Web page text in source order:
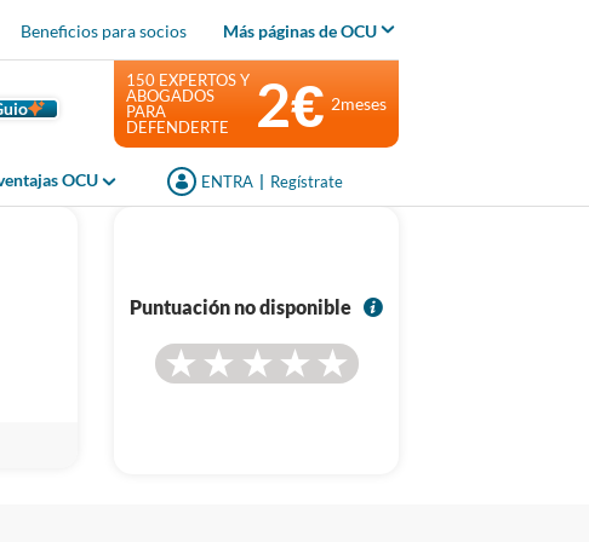
Beneficios para socios Más páginas de OCU
OCU ENTRA Regístrate
150 EXPERTOS Y
ABOGADOS
PARA
DEFENDERTE
2€ 2meses
Puntuación no disponible
I